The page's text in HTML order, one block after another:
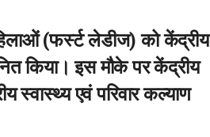
(फर्स्ट लेडीज) को केंद्रीय
किया। इस मौके पर केंद्रीय
स्वास्थ्य एवं परिवार कल्याण